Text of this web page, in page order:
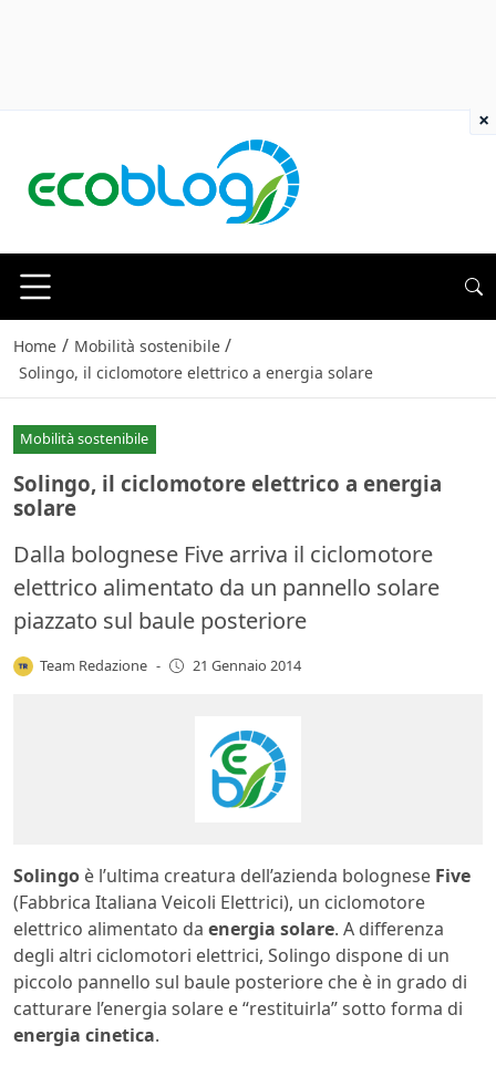
Home / Mobilità sostenibile /
Solingo, il ciclomotore elettrico a energia solare
Mobilità sostenibile
Solingo, il ciclomotore elettrico a energia
solare
Dalla bolognese Five arriva il ciclomotore
elettrico alimentato da un pannello solare
piazzato sul baule posteriore
Team Redazione - 21 Gennaio 2014
Solingo è l’ultima creatura dell’azienda bolognese Five
(Fabbrica Italiana Veicoli Elettrici), un ciclomotore
elettrico alimentato da energia solare. A differenza
degli altri ciclomotori elettrici, Solingo dispone di un
piccolo pannello sul baule posteriore che è in grado di
catturare l’energia solare e “restituirla” sotto forma di
energia cinetica.
×